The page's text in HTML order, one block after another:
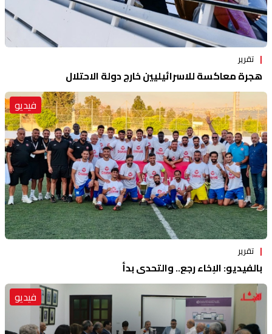
تقرير
هجرة معاكسة للاسرائيليين خارج دولة الاحتلال
فيديو
تقرير
بالفيديو: الإخاء رجع.. والتحدي بدأ
فيديو